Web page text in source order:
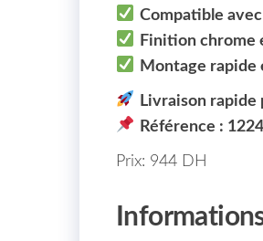
Compatible
Finition
Montage rapide
Livraison
Référence :
Prix: 944 DH